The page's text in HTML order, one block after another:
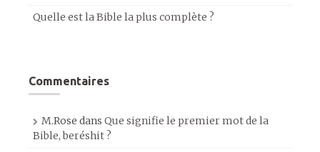
Quelle est la Bible la plus complète ?
Commentaires
M.Rose dans Que signifie le premier mot de la
Bible, beréshit ?